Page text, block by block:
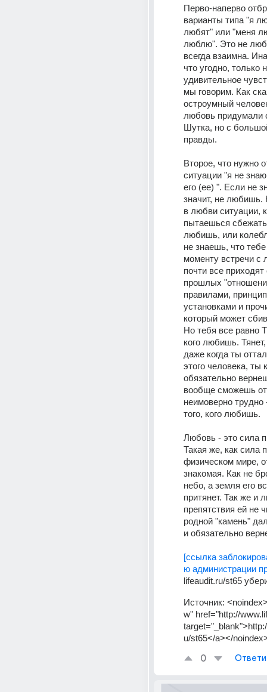
Перво-наперво
варианты типа "я
любят" или "меня
люблю". Это не
всегда взаимна.
что угодно, только
удивительное
мы говорим. Как
остроумный
любовь придумали
Шутка, но с
правды.
Второе, что нужно
ситуации "я не
его (ее) ". Если не
значит, не любишь.
в любви ситуации,
пытаешься сбежать
любишь, или
не знаешь, что
моменту встречи с
почти все
прошлых
правилами,
установками и
который может
Но тебя все равно
кого любишь.
даже когда ты
этого человека, ты
обязательно
вообще сможешь
неимоверно трудно
того, кого любишь.
Любовь - это сила
Такая же, как сила
физическом мире,
знакомая. Как не
небо, а земля его
притянет. Так же и
препятствия ей не
родной "камень"
и обязательно
[ссылка
ю администрации
lifeaudit.ru/st65
Источник:
w" href="http://
u/st65</a></
0